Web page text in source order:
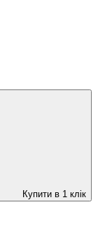
Купити в 1 клік